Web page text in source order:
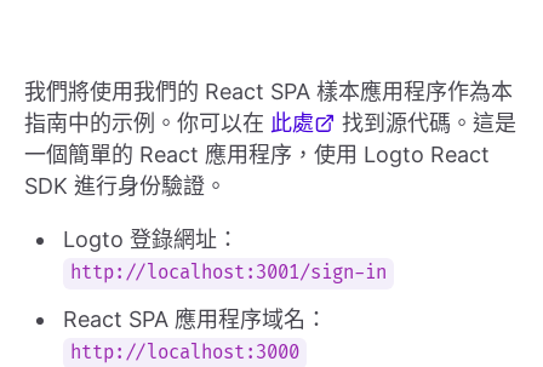
我們將使用我們的 React SPA 樣本應用程序作為本
指南中的示例。你可以在 此處
找到源代碼。這是
一個簡單的 React 應用程序，使用 Logto React
SDK 進行身份驗證。
Logto 登錄網址：
http://localhost:3001/sign-in
React SPA 應用程序域名：
http://localhost:3000